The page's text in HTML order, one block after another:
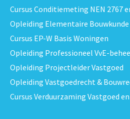
Cursus Conditiemeting NEN 2767
Opleiding Elementaire Bouwkunde
Cursus EP-W Basis Woningen
Opleiding Professioneel VvE-
Opleiding Projectleider Vastgoed
Opleiding Vastgoedrecht &
Cursus Verduurzaming Vastgoed